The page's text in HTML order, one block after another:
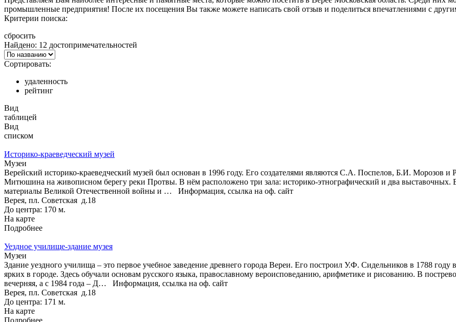
промышленные предприятия! После их посещения Вы также можете написать свой отзыв и поделиться впечатлениями с
Критерии поиска:
сбросить
Найдено: 12 достопримечательностей
Сортировать:
удаленность
рейтинг
Вид
таблицей
Вид
списком
Историко-краеведческий музей
Музеи
Верейский историко-краеведческий музей был основан в 1996 году. Его создателями являются С.А. Поспелов, Б.И. Морозов и
Митюшина на живописном берегу реки Протвы. В нём расположено три зала: историко-этнографический и два выставочных.
материалы Великой Отечественной войны и … Информация, ссылка на оф. сайт
Верея, пл. Советская д.18
До центра: 170 м.
На карте
Подробнее
Уездное училище-здание музея
Музеи
Здание уездного училища – это первое учебное заведение древнего города Вереи. Его построил У.Ф. Сидельников в 1788 году
ярких в городе. Здесь обучали основам русского языка, православному вероисповеданию, арифметике и рисованию. В
вечерняя, а с 1984 года – Д… Информация, ссылка на оф. сайт
Верея, пл. Советская д.18
До центра: 171 м.
На карте
Подробнее